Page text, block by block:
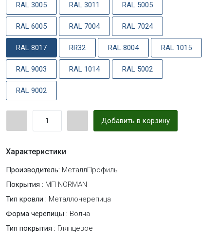
RAL 3005 RAL 3011 RAL 5005
RAL 6005 RAL 7004 RAL 7024
RAL 8017 RR32 RAL 8004 RAL 1015
RAL 9003 RAL 1014 RAL 5002
RAL 9002
Добавить в корзину
Характеристики
Производитель: МеталлПрофиль
Покрытия : МП NORMAN
Тип кровли : Металлочерепица
Форма черепицы : Волна
Тип покрытия : Глянцевое